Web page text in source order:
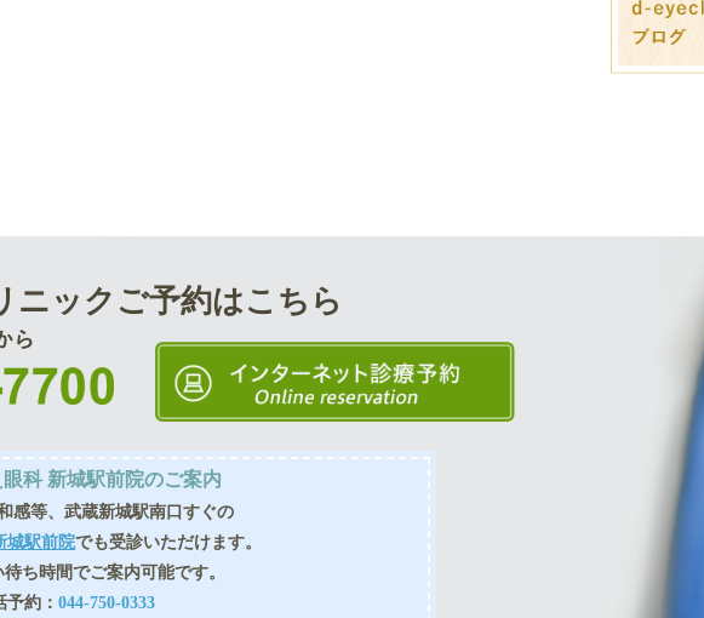
ニック ご予約はこちら
科 新城駅前院のご案内
感等、武蔵新城駅南口すぐの
城駅前院でも受診いただけます。
ち時間でご案内可能です。
予約：044-750-0333